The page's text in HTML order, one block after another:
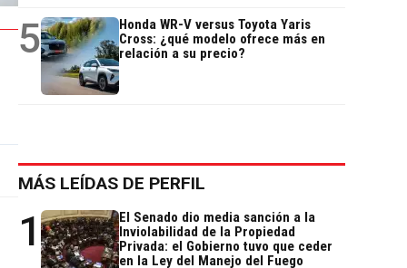
5
Honda WR-V versus Toyota Yaris
Cross: ¿qué modelo ofrece más en
relación a su precio?
MÁS LEÍDAS DE PERFIL
1
El Senado dio media sanción a la
Inviolabilidad de la Propiedad
Privada: el Gobierno tuvo que ceder
en la Ley del Manejo del Fuego